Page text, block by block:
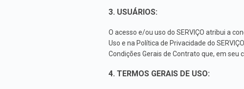
3. USUÁRIOS:
O acesso e/ou uso do SERVIÇO atribui a
Uso e na Política de Privacidade do
Condições Gerais de Contrato que, em seu
4. TERMOS GERAIS DE USO: